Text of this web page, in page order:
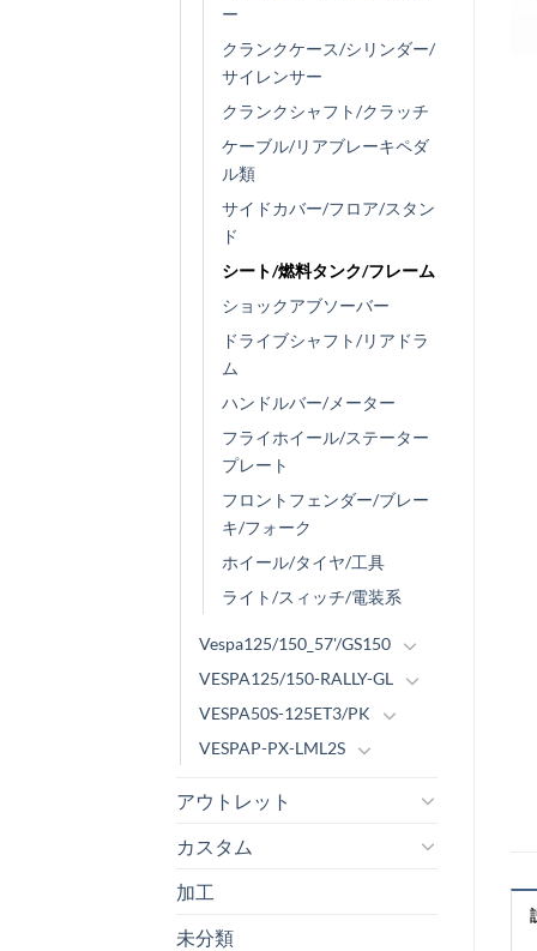
ー
クランクケース/シリンダー/
サイレンサー
クランクシャフト/クラッチ
ケーブル/リアブレーキペダ
ル類
サイドカバー/フロア/スタン
ド
シート/燃料タンク/フレーム
ショックアブソーバー
ドライブシャフト/リアドラ
ム
ハンドルバー/メーター
フライホイール/ステーター
プレート
フロントフェンダー/ブレー
キ/フォーク
ホイール/タイヤ/工具
ライト/スィッチ/電装系
Vespa125/150_57'/GS150
VESPA125/150-RALLY-GL
VESPA50S-125ET3/PK
VESPAP-PX-LML2S
アウトレット
カスタム
加工
未分類